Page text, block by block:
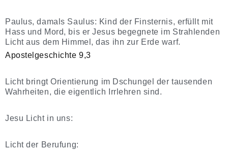
Paulus, damals Saulus: Kind der Finsternis, erfüllt mit
Hass und Mord, bis er Jesus begegnete im Strahlenden
Licht aus dem Himmel, das ihn zur Erde warf.
Apostelgeschichte 9,3
Licht bringt Orientierung im Dschungel der tausenden
Wahrheiten, die eigentlich Irrlehren sind.
Jesu Licht in uns:
Licht der Berufung: